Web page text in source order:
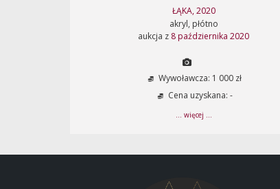
ŁĄKA, 2020
akryl, płótno
aukcja z 8 października 2020
Wywoławcza: 1 000 zł
Cena uzyskana: -
... więcej ...